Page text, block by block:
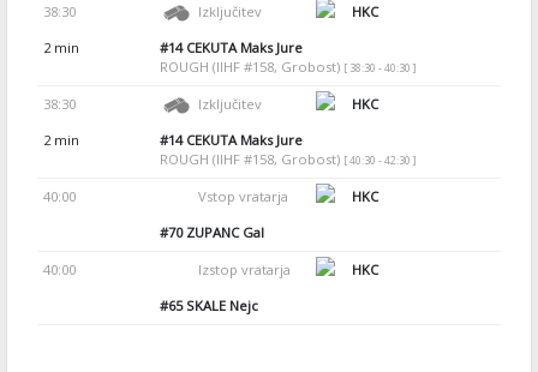
38:30 Izključitev
HKC
2 min
#14CEKUTA Maks Jure
ROUGH (IIHF #158, Grobost) [ 38:30 - 40:30 ]
38:30 Izključitev
HKC
2 min
#14CEKUTA Maks Jure
ROUGH (IIHF #158, Grobost) [ 40:30 - 42:30 ]
40:00 Vstop vratarja
HKC
#70ZUPANC Gal
40:00 Izstop vratarja
HKC
#65SKALE Nejc